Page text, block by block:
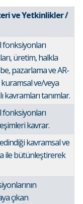
ve Yetkinlikler /
üretim, halkla
pazarlama ve AR-
kuramsal ve/veya
kavramları tanımlar.
kavrar.
kavramsal ve
ile bütünleştirerek
çıkan